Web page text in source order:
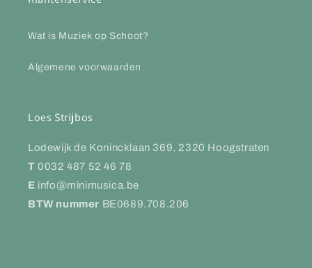
Wat is Muziek op Schoot?
Algemene voorwaarden
Loes Strijbos
Lodewijk de Konincklaan 369, 2320 Hoogstraten
T 0032 487 52 46 78
E info@minimusica.be
BTW nummer BE0689.708.206